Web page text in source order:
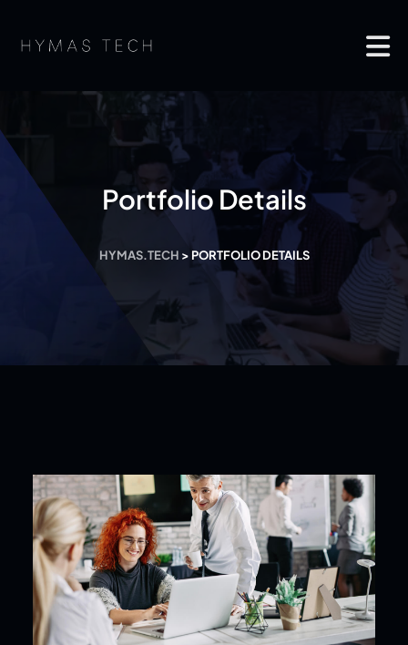
Portfolio Details
HYMAS.TECH > PORTFOLIO DETAILS